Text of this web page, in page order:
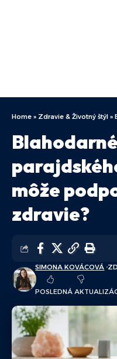
Home » Zdravie & Životný štýl »
môže
zdravie?
POSLEDNÁ
SIMONA KOVÁCOVÁ